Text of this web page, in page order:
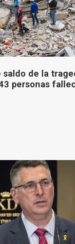
saldo de la
personas